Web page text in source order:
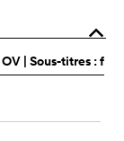
o
OV | Sous-titres : f